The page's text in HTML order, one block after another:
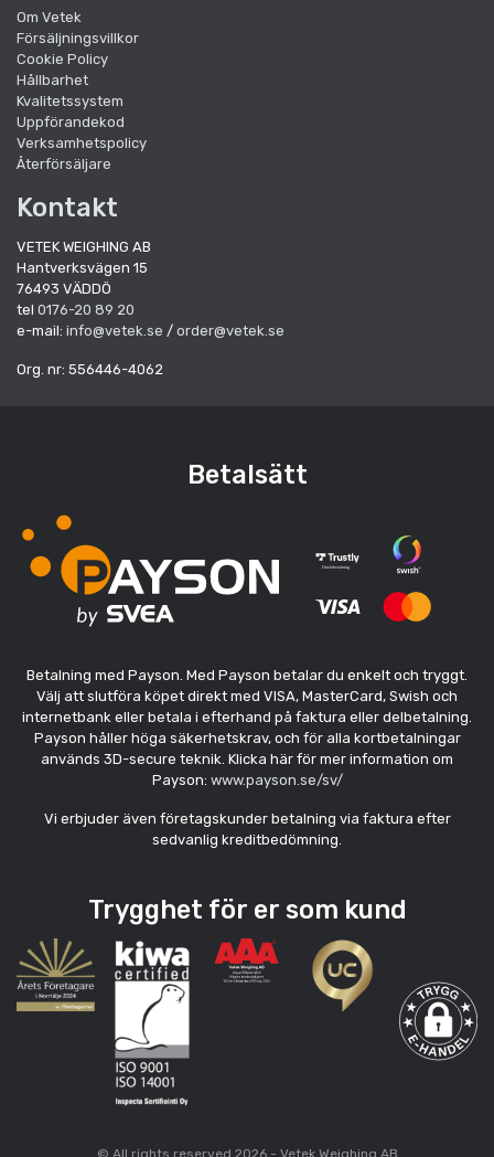
Om Vetek
Försäljningsvillkor
Cookie Policy
Hållbarhet
Kvalitetssystem
Uppförandekod
Verksamhetspolicy
Återförsäljare
Kontakt
VETEK WEIGHING AB
Hantverksvägen 15
76493 VÄDDÖ
tel 0176-20 89 20
e-mail: info@vetek.se / order@vetek.se
Org. nr: 556446-4062
Betalsätt
Betalning med Payson. Med Payson betalar du enkelt och tryggt.
Välj att slutföra köpet direkt med VISA, MasterCard, Swish och
internetbank eller betala i efterhand på faktura eller delbetalning.
Payson håller höga säkerhetskrav, och för alla kortbetalningar
används 3D-secure teknik. Klicka här för mer information om
Payson: www.payson.se/sv/
Vi erbjuder även företagskunder betalning via faktura efter
sedvanlig kreditbedömning.
Trygghet för er som kund
© All rights reserved 2026 - Vetek Weighing AB